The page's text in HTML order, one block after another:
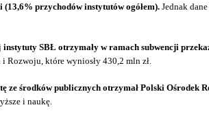
przychodów instytutów ogółem). Jednak
instytuty SBŁ otrzymały w ramach subwencji
Rozwoju, które wyniosły 430,2 mln zł.
ze środków publicznych otrzymał Polski Ośrodek
i naukę.